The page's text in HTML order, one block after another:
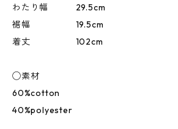
わたり幅 29.5cm
裾幅 19.5cm
着丈 102cm
◯素材
60%cotton
40%polyester